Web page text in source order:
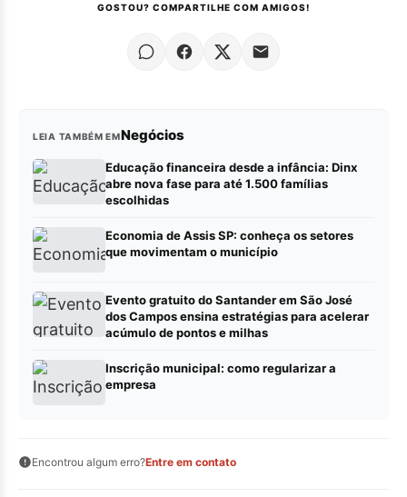
GOSTOU? COMPARTILHE COM AMIGOS!
LEIA TAMBÉM EMNegócios
Educação financeira desde a infância: Dinx
abre nova fase para até 1.500 famílias
escolhidas
Economia de Assis SP: conheça os setores
que movimentam o município
Evento gratuito do Santander em São José
dos Campos ensina estratégias para acelerar
acúmulo de pontos e milhas
Inscrição municipal: como regularizar a
empresa
Encontrou algum erro?Entre em contato